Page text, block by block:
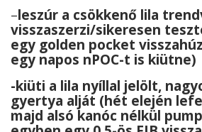
–leszúr a csökkenő lila
visszaszerzi/sikeresen
egy golden pocket
egy napos nPOC-t is kiütne)
-kiüti a lila nyíllal jelölt,
gyertya alját (hét elején
majd alsó kanóc nélkül